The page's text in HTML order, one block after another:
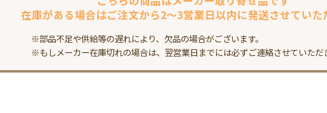
在庫がある場合はご注文から2～3営業日以内に発送させていた
※部品不足や供給等の遅れにより、欠品の場合がございます。
※もしメーカー在庫切れの場合は、翌営業日までには必ずご連絡させていただ